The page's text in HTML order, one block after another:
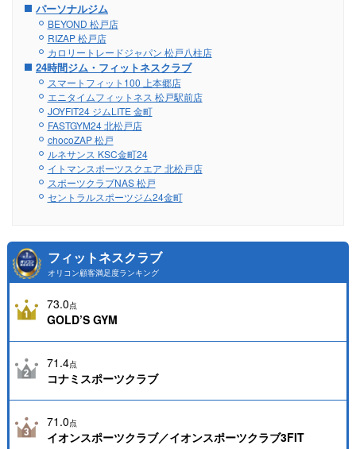
パーソナルジム
BEYOND 松戸店
RIZAP 松戸店
カロリートレードジャパン 松戸八柱店
24時間ジム・フィットネスクラブ
スマートフィット100 上本郷店
エニタイムフィットネス 松戸駅前店
JOYFIT24 ジムLITE 金町
FASTGYM24 北松戸店
chocoZAP 松戸
ルネサンス KSC金町24
イトマンスポーツスクエア 北松戸店
スポーツクラブNAS 松戸
セントラルスポーツジム24金町
フィットネスクラブ
オリコン顧客満足度ランキング
73.0点
GOLD’S GYM
71.4点
コナミスポーツクラブ
71.0点
イオンスポーツクラブ／イオンスポーツクラブ3FIT